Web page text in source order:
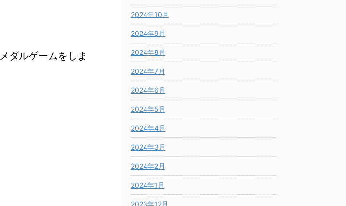
ダルゲームをしま
2024年10月
2024年9月
2024年8月
2024年7月
2024年6月
2024年5月
2024年4月
2024年3月
2024年2月
2024年1月
2023年12月